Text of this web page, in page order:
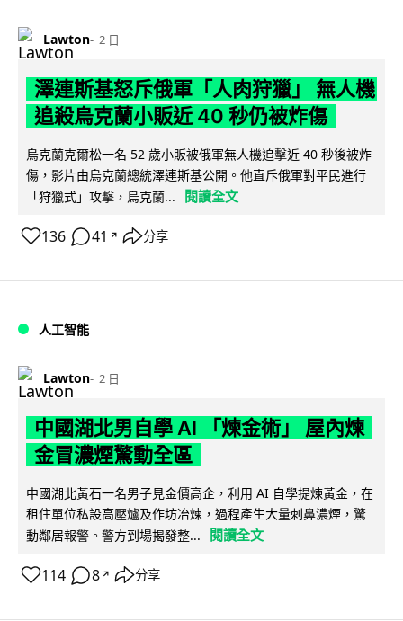
Lawton 2 日
澤連斯基怒斥俄軍「人肉狩獵」 無人機
追殺烏克蘭小販近 40 秒仍被炸傷
烏克蘭克爾松一名 52 歲小販被俄軍無人機追擊近 40 秒後被炸
傷，影片由烏克蘭總統澤連斯基公開。他直斥俄軍對平民進行
「狩獵式」攻擊，烏克蘭...
閱讀全文
136 41 ↗ 分享
人工智能
Lawton 2 日
中國湖北男自學 AI 「煉金術」 屋內煉
金冒濃煙驚動全區
中國湖北黃石一名男子見金價高企，利用 AI 自學提煉黃金，在
租住單位私設高壓爐及作坊冶煉，過程產生大量刺鼻濃煙，驚
動鄰居報警。警方到場揭發整...
閱讀全文
114 8 ↗ 分享